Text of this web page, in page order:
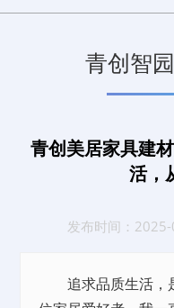
青创智
青创美居家具建
活，
发布时间：
追求品质生活，